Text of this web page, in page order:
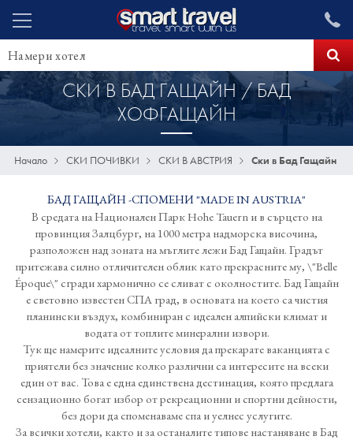
СКИ В БАД ГАЩАЙН / БАД
ХОФГАЩАЙН
Начало СКИ ПОЧИВКИ СКИ В АВСТРИЯ Ски в Бад Гащайн /
БАД ГАЩАЙН -СПОМЕНИ "MADE IN AUSTRIA"
В средата на Национален Парк Hohe Tauern и в сърцето на
провинция Залцбург, на 1000 метра надморска височина,
разположен над зоната на мъглите лежи Бад Гащайн. Градът
притежава силно отличителен облик като прекрасните му, \"Belle
Époque\" сгради хармонично се сливат с околностите. Бад Гащайн
е световно известен СПА град, в основата на което са чистия
планински въздух, комбиниран с идеален алпийски климат и
водата от топлите минерални извори.
Тук ще намерите идеалните условия да прекарате ваканцията с
приятели без значение колко различни са интересите на всеки
един от вас. Това е една единствена дестинация, която предлага
сензационно богат избор от рекреационни и спортни дейности,
без дори да споменаваме спа и уелнес услугите.
За всички хотели, както и за останалите типове настаняване в Бад